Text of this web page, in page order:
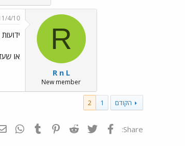
R
R n L
New member
4/10
או
הקודם 1
2
Share: פייסבוק Twitter
Reddit
Pinterest
Tumblr